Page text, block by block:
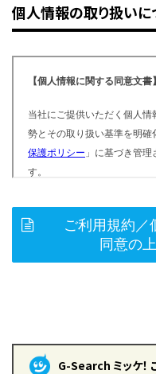
個人情報の取り扱いに
ご利用規約／
同意の
G-Search ミッケ！